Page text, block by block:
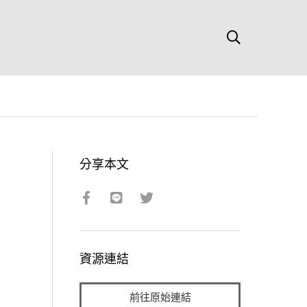
分享本文
資源連結
前往原始連結